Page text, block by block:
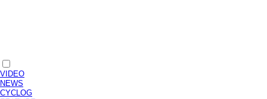
VIDEO
NEWS
CYCLOG